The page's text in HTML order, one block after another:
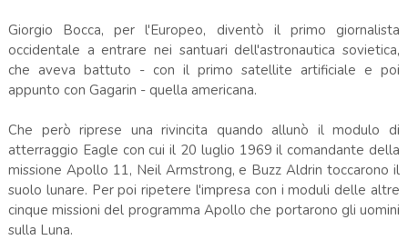
Giorgio Bocca, per l'Europeo, diventò il primo giornalista
occidentale a entrare nei santuari dell'astronautica sovietica,
che aveva battuto - con il primo satellite artificiale e poi
appunto con Gagarin - quella americana.
Che però riprese una rivincita quando allunò il modulo di
atterraggio Eagle con cui il 20 luglio 1969 il comandante della
missione Apollo 11, Neil Armstrong, e Buzz Aldrin toccarono il
suolo lunare. Per poi ripetere l'impresa con i moduli delle altre
cinque missioni del programma Apollo che portarono gli uomini
sulla Luna.